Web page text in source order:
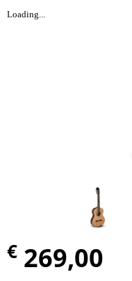
Loading...
€ 269,00